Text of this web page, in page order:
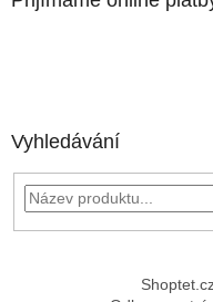
Vyhledávání